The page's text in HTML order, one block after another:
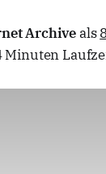
Archiveals
Minuten